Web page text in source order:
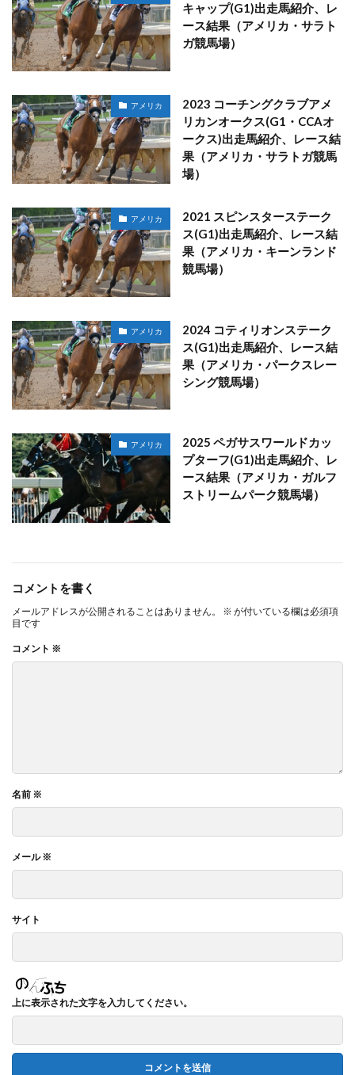
キャップ(G1)出走馬紹介、レ
ース結果（アメリカ・サラト
ガ競馬場）
アメリカ
2023 コーチングクラブアメ
リカンオークス(G1・CCAオ
ークス)出走馬紹介、レース結
果（アメリカ・サラトガ競馬
場）
アメリカ
2021 スピンスターステーク
ス(G1)出走馬紹介、レース結
果（アメリカ・キーンランド
競馬場）
アメリカ
2024 コティリオンステーク
ス(G1)出走馬紹介、レース結
果（アメリカ・パークスレー
シング競馬場）
アメリカ
2025 ペガサスワールドカッ
プターフ(G1)出走馬紹介、レ
ース結果（アメリカ・ガルフ
ストリームパーク競馬場）
コメントを書く
メールアドレスが公開されることはありません。 ※ が付いている欄は必須項
目です
コメント ※
名前 ※
メール※
サイト
上に表示された文字を入力してください。